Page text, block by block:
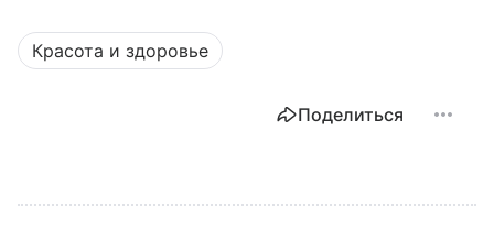
Красота и здоровье
Поделиться